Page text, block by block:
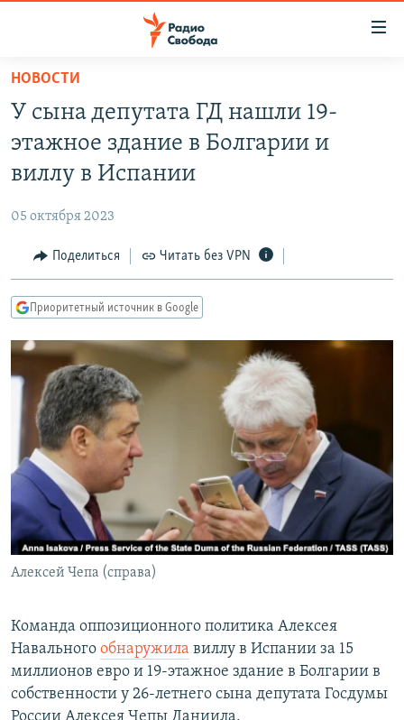
упрощенного
доступа
основному
Вернутся
Вернутся
поиску
ПОДКАСТЫ
АВТОРСКИЕ ПРОЕКТЫ
МНЕНИЯ
КУЛЬТУРА
КАВКАЗ.РЕАЛИИ
СЕВЕР.РЕАЛИИ
СИБИРЬ.РЕАЛИИ
РАСПИСАНИЕ ВЕЩАНИЯ
ПОДПИШИТЕСЬ НА РАССЫЛКУ
СОЦИАЛЬНЫЕ СЕТИ
Все сайты РСЕ/РС
НОВОСТИ
У сына депутата ГД нашли 19-
этажное здание в Болгарии и
виллу в Испании
05 октября 2023
Поделиться Читать без VPN
Приоритетный источник в Google
Алексей Чепа (справа)
Команда оппозиционного политика Алексея
Навального обнаружила виллу в Испании за 15
миллионов евро и 19-этажное здание в Болгарии в
собственности у 26-летнего сына депутата Госдумы